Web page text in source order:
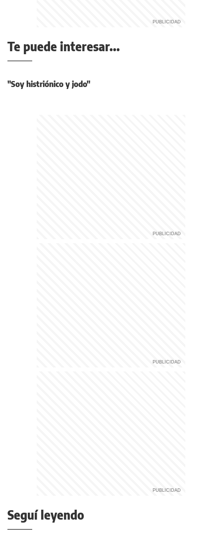
Te puede interesar...
"Soy histriónico y jodo"
Seguí leyendo